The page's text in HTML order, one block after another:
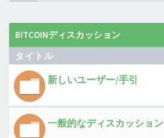
BITCOINディスカッション
タイトル
新しいユーザー/手引
一般的なディスカッション